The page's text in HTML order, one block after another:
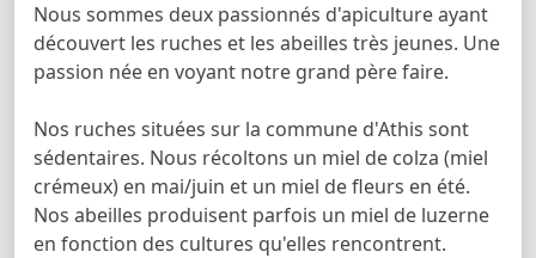
Nous sommes deux passionnés d'apiculture ayant
découvert les ruches et les abeilles très jeunes. Une
passion née en voyant notre grand père faire.
Nos ruches situées sur la commune d'Athis sont
sédentaires. Nous récoltons un miel de colza (miel
crémeux) en mai/juin et un miel de fleurs en été.
Nos abeilles produisent parfois un miel de luzerne
en fonction des cultures qu'elles rencontrent.